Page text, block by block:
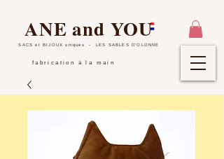
SACS et BIJOUX uniques - LES SABLES D'OLONNE
ANE and YOU
fabrication à la main